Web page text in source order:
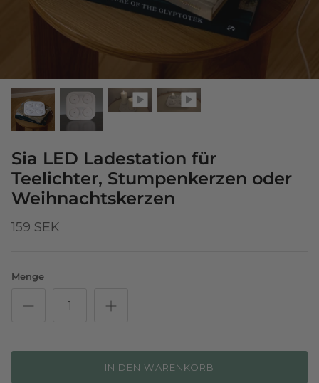
Sia LED Ladestation für
Teelichter, Stumpenkerzen oder
Weihnachtskerzen
159 SEK
Menge
IN DEN WARENKORB